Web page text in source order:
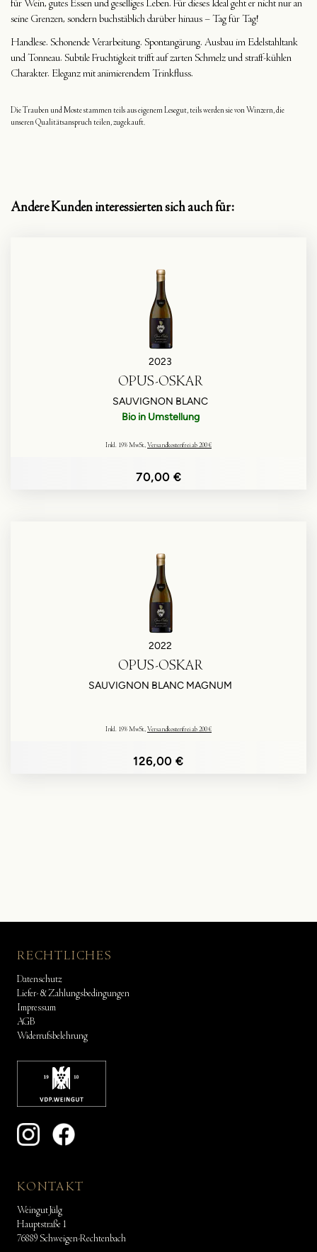
für Wein, gutes Essen und geselliges Leben. Für dieses Ideal geht er nicht nur an
seine Grenzen, sondern buchstäblich darüber hinaus – Tag für Tag!
Handlese. Schonende Verarbeitung. Spontangärung. Ausbau im Edelstahltank
und Tonneau. Subtile Fruchtigkeit trifft auf zarten Schmelz und straff-kühlen
Charakter. Eleganz mit animierendem Trinkfluss.
Die Trauben und Moste stammen teils aus eigenem Lesegut, teils werden sie von Winzern, die
unseren Qualitätsanspruch teilen, zugekauft.
Andere Kunden interessierten sich auch für:
2023
OPUS-OSKAR
SAUVIGNON BLANC
Bio in Umstellung
70,00 €
Inkl. 19% MwSt., Versandkostenfrei ab 200 €
2022
OPUS-OSKAR
SAUVIGNON BLANC MAGNUM
126,00 €
Inkl. 19% MwSt., Versandkostenfrei ab 200 €
RECHTLICHES
Datenschutz
Liefer- & Zahlungsbedingungen
Impressum
AGB
Widerrufsbelehrung
KONTAKT
Weingut Jülg
Hauptstraße 1
76889 Schweigen-Rechtenbach